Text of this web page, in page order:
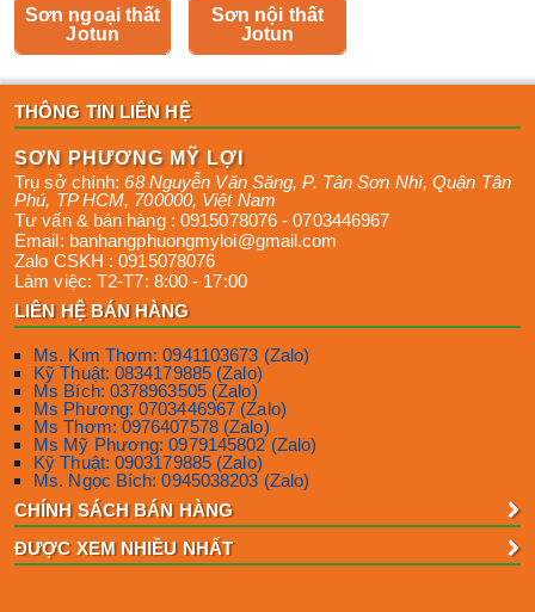
Sơn ngoại thất
Jotun
Sơn nội thất
Jotun
THÔNG TIN LIÊN HỆ
SƠN PHƯƠNG MỸ LỢI
Trụ sở chính:68 Nguyễn Văn Săng, P. Tân Sơn Nhì,Quận Tân
Phú, TP HCM, 700000, Việt Nam
Tư vấn & bán hàng : 0915078076 -0703446967
Email: banhangphuongmyloi@gmail.com
Zalo CSKH :0915078076
Làm việc: T2-T7: 8:00 - 17:00
LIÊN HỆ BÁN HÀNG
Ms. Kim Thơm: 0941103673 (Zalo)
Kỹ Thuật: 0834179885 (Zalo)
Ms Bích: 0378963505 (Zalo)
Ms Phương: 0703446967 (Zalo)
Ms Thơm: 0976407578 (Zalo)
Ms Mỹ Phương: 0979145802 (Zalo)
Kỹ Thuật: 0903179885 (Zalo)
Ms. Ngọc Bích: 0945038203 (Zalo)
CHÍNH SÁCH BÁN HÀNG
ĐƯỢC XEM NHIỀU NHẤT